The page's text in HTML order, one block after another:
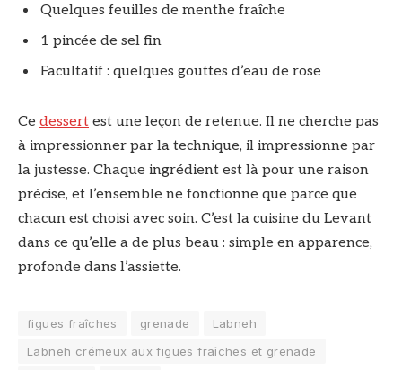
Quelques feuilles de menthe fraîche
1 pincée de sel fin
Facultatif : quelques gouttes d’eau de rose
Ce dessert est une leçon de retenue. Il ne cherche pas
à impressionner par la technique, il impressionne par
la justesse. Chaque ingrédient est là pour une raison
précise, et l’ensemble ne fonctionne que parce que
chacun est choisi avec soin. C’est la cuisine du Levant
dans ce qu’elle a de plus beau : simple en apparence,
profonde dans l’assiette.
figues fraîches grenade
Labneh
Labneh crémeux aux figues fraîches et grenade